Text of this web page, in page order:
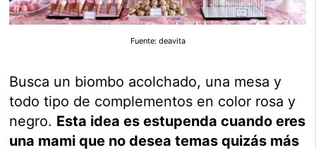
Fuente: deavita
Busca un biombo acolchado, una mesa y
todo tipo de complementos en color rosa y
negro. Esta idea es estupenda cuando eres
una mami que no desea temas quizás más